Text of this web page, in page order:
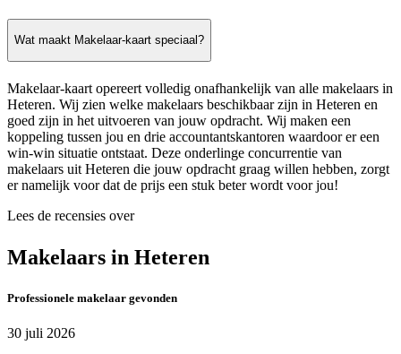
Wat maakt Makelaar-kaart speciaal?
Makelaar-kaart opereert volledig onafhankelijk van alle makelaars in
Heteren. Wij zien welke makelaars beschikbaar zijn in Heteren en
goed zijn in het uitvoeren van jouw opdracht. Wij maken een
koppeling tussen jou en drie accountantskantoren waardoor er een
win-win situatie ontstaat. Deze onderlinge concurrentie van
makelaars uit Heteren die jouw opdracht graag willen hebben, zorgt
er namelijk voor dat de prijs een stuk beter wordt voor jou!
Lees de recensies over
Makelaars in Heteren
Professionele makelaar gevonden
30 juli 2026